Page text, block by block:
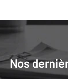
Nos
Nos
chez vous